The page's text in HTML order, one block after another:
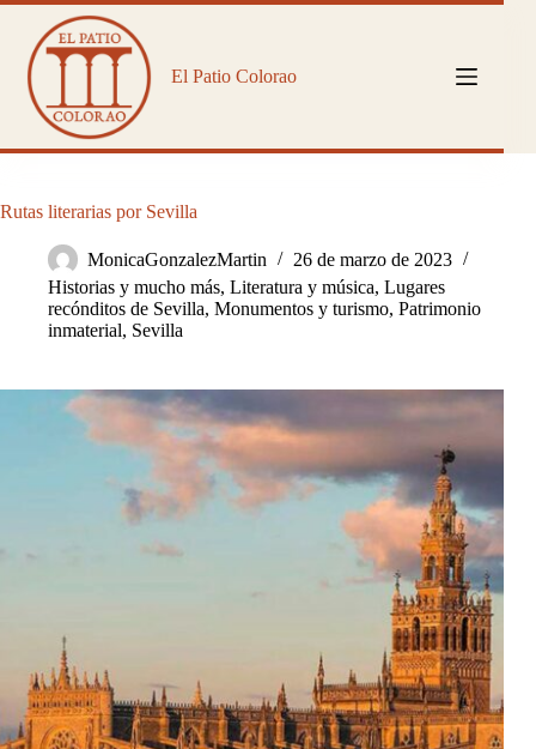
Saltar
contenido
El Patio Colorao
Rutas literarias por Sevilla
MonicaGonzalezMartin
26 de marzo de 2023
Historias y mucho más, Literatura y música, Lugares
recónditos de Sevilla, Monumentos y turismo, Patrimonio
inmaterial, Sevilla